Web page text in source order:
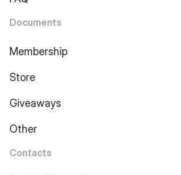
Documents
Membership
Store
Giveaways
Other
Contacts